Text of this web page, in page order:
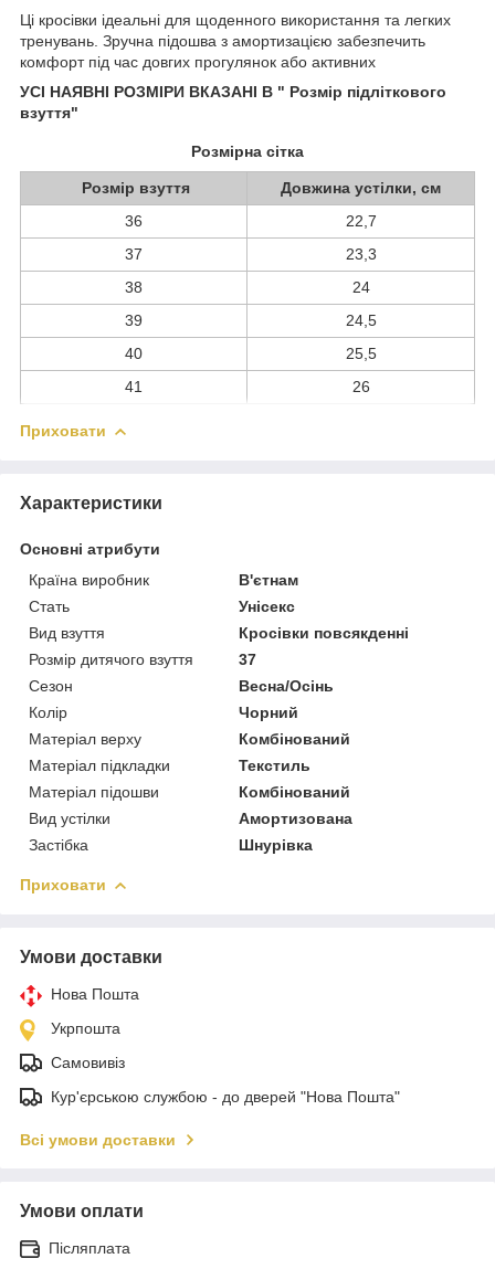
Ці кросівки ідеальні для щоденного використання та легких
тренувань. Зручна підошва з амортизацією забезпечить
комфорт під час довгих прогулянок або активних
УСІ НАЯВНІ РОЗМІРИ ВКАЗАНІ В " Розмір підліткового
взуття"
Розмірна сітка
Розмір взуття
Довжина устілки, см
36
22,7
37
23,3
38
24
39
24,5
40
25,5
41
26
Приховати
Характеристики
Основні атрибути
Країна виробник
В'єтнам
Стать
Унісекс
Вид взуття
Кросівки повсякденні
Розмір дитячого взуття
37
Сезон
Весна/Осінь
Колір
Чорний
Матеріал верху
Комбінований
Матеріал підкладки
Текстиль
Матеріал підошви
Комбінований
Вид устілки
Амортизована
Застібка
Шнурівка
Приховати
Умови доставки
Нова Пошта
Укрпошта
Самовивіз
Кур'єрською службою - до дверей "Нова Пошта"
Всі умови доставки
Умови оплати
Післяплата